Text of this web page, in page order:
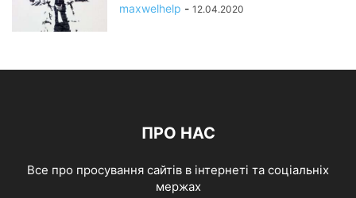
maxwelhelp - 12.04.2020
ПРО НАС
Все про просування сайтів в інтернеті та соціальніх
мержах